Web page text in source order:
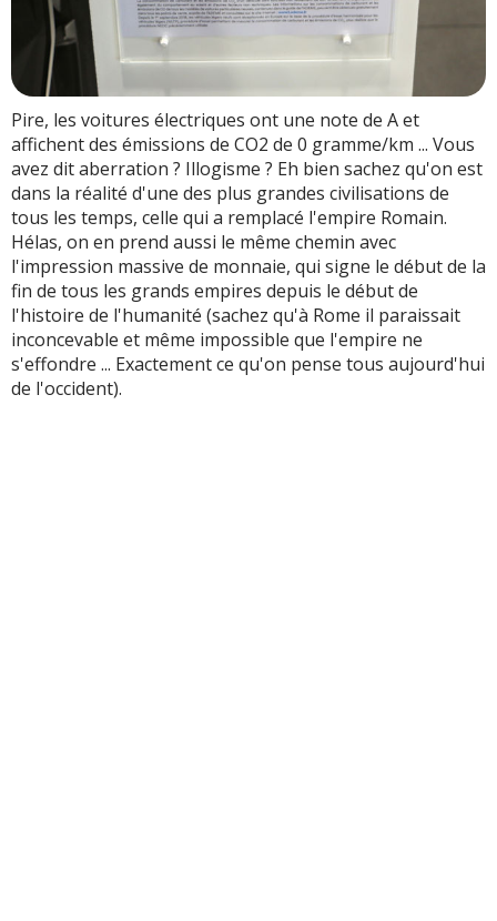
Pire, les voitures électriques ont une note de A et
affichent des émissions de CO2 de 0 gramme/km ... Vous
avez dit aberration ? Illogisme ? Eh bien sachez qu'on est
dans la réalité d'une des plus grandes civilisations de
tous les temps, celle qui a remplacé l'empire Romain.
Hélas, on en prend aussi le même chemin avec
l'impression massive de monnaie, qui signe le début de la
fin de tous les grands empires depuis le début de
l'histoire de l'humanité (sachez qu'à Rome il paraissait
inconcevable et même impossible que l'empire ne
s'effondre ... Exactement ce qu'on pense tous aujourd'hui
de l'occident).